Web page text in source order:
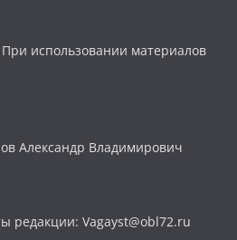
использовании материалов
Александр Владимирович
редакции: Vagayst@obl72.ru